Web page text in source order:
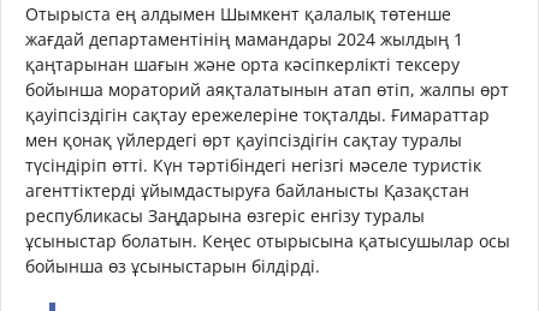
Отырыста ең алдымен Шымкент қалалық төтенше
жағдай департаментінің мамандары 2024 жылдың 1
қаңтарынан шағын және орта кәсіпкерлікті тексеру
бойынша мораторий аяқталатынын атап өтіп, жалпы өрт
қауіпсіздігін сақтау ережелеріне тоқталды. Ғимараттар
мен қонақ үйлердегі өрт қауіпсіздігін сақтау туралы
түсіндіріп өтті. Күн тәртібіндегі негізгі мәселе туристік
агенттіктерді ұйымдастыруға байланысты Қазақстан
республикасы Заңдарына өзгеріс енгізу туралы
ұсыныстар болатын. Кеңес отырысына қатысушылар осы
бойынша өз ұсыныстарын білдірді.